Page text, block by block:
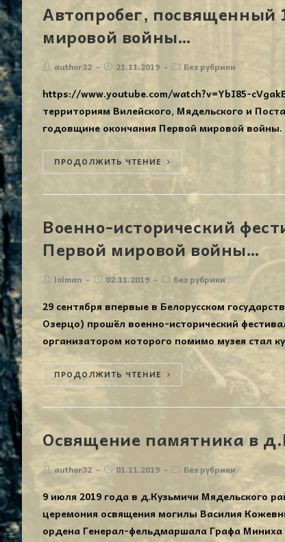
Автопробег,
мировой войны…
author32 21.11.2019 Без рубрики
https://www.youtube.com/watch?v=YbI85-
территориям Вилейского, Мядельского и
годовщине окончания Первой мировой войны.
ПРОДОЛЖИТЬ ЧТЕНИЕ
Военно-исторический
Первой мировой войны…
lolman 02.11.2019 Без рубрики
29 сентября впервые в Белорусском
Озерцо) прошёл военно-исторический
организатором которого помимо музея стал
ПРОДОЛЖИТЬ ЧТЕНИЕ
Освящение памятника в
author32 01.11.2019 Без рубрики
9 июля 2019 года в д.Кузьмичи Мядельского
церемония освящения могилы Василия
ордена Генерал-фельдмаршала Графа Миниха